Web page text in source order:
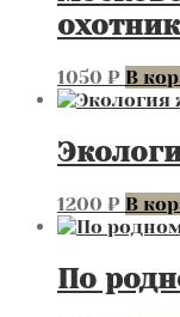
1050 ₽ В
1200 ₽ В
По